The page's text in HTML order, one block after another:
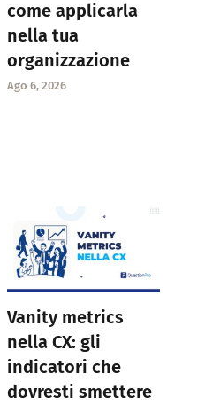
come applicarla
nella tua
organizzazione
Ago 6, 2026
Vanity metrics
nella CX: gli
indicatori che
dovresti smettere